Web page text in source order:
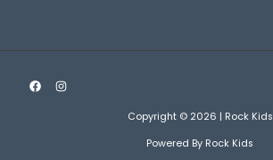
Copyright © 2026 | Rock Kids
Powered By Rock Kids